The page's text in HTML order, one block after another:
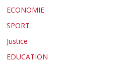
ECONOMIE
SPORT
Justice
EDUCATION